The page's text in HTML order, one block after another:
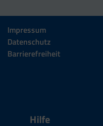
Impressum
Datenschutz
Barrierefreiheit
Hilfe